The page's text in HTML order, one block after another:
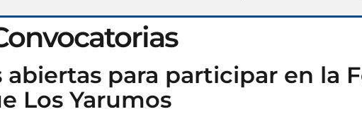
abiertas para participar en la
Los Yarumos